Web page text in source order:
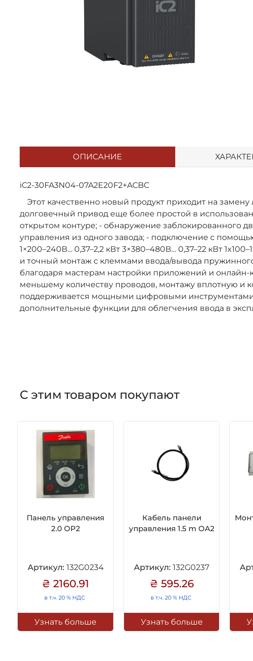
ОПИСАНИЕ
iC2-30FA3N04-07A2E20F2+ACBC
Этот качественно новый продукт приходит на
долговечный привод еще более простой в
открытом контуре; - обнаружение заблокированного
управления из одного завода; - подключение с
1×200–240В… 0,37–2,2 кВт 3×380–480В… 0,37–22 кВт
и точный монтаж с клеммами ввода/вывода
благодаря мастерам настройки приложений и
меньшему количеству проводов, монтажу вплотную и
поддерживается мощными цифровыми
дополнительные функции для облегчения ввода в
С этим товаром покупают
Панель управления
2.0 OP2
Артикул: 132G0234
₴ 2160.91
в т.ч. 20 % НДС
Узнать больше
Кабель панели
управления 1.5 m OA2
Артикул:132G0237
₴ 595.26
в т.ч. 20 % НДС
Узнать больше